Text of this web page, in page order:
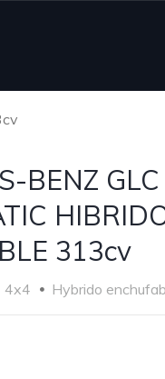
BENZ
313cv
4x4 Hybrido